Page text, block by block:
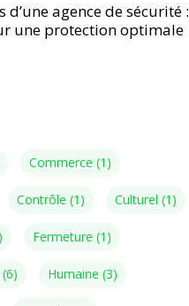
d’une agence de sécurité :
une protection optimale
Commerce (1)
Contrôle (1) Culturel (1)
Fermeture (1)
(6) Humaine (3)